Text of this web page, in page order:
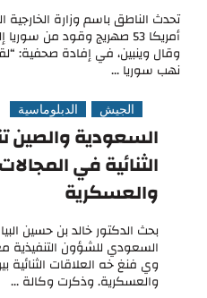
تحدث الناطق باسم وزارة الخارجية
أمريكا 53 صهريج وقود من
وقال وينبين، في إفادة صحفية:
نهب سوريا ...
الجيش الدبلوماسية
السعودية والصين
الثنائية في
والعسكرية
بحث الدكتور خالد بن حسين
السعودي للشؤون التنفيذية
وي فنغ خه العلاقات الثنائية
والعسكرية. وذكرت وكالة ...